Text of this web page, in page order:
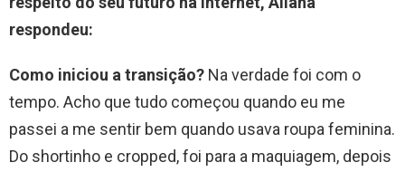
respondeu:
Como iniciou a transição? Na verdade foi com o
tempo. Acho que tudo começou quando eu me
passei a me sentir bem quando usava roupa feminina.
Do shortinho e cropped, foi para a maquiagem, depois